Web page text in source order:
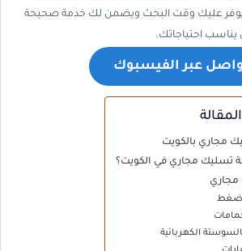
يوفر عليك وقت البحث ويضمن لك خدمة صحيحة
احتياجاتك.
عبر الفيسبوك
مجاري بالكويت
تسليك مجاري في الكويت؟
مجاري
الكهربائية